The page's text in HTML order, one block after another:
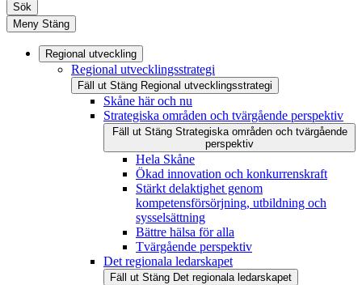
Sök
Meny Stäng
Regional utveckling
Regional utvecklingsstrategi
Fäll ut Stäng Regional utvecklingsstrategi
Skåne här och nu
Strategiska områden och tvärgående perspektiv
Fäll ut Stäng Strategiska områden och tvärgående
perspektiv
Hela Skåne
Ökad innovation och konkurrenskraft
Stärkt delaktighet genom
kompetensförsörjning, utbildning och
sysselsättning
Bättre hälsa för alla
Tvärgående perspektiv
Det regionala ledarskapet
Fäll ut Stäng Det regionala ledarskapet